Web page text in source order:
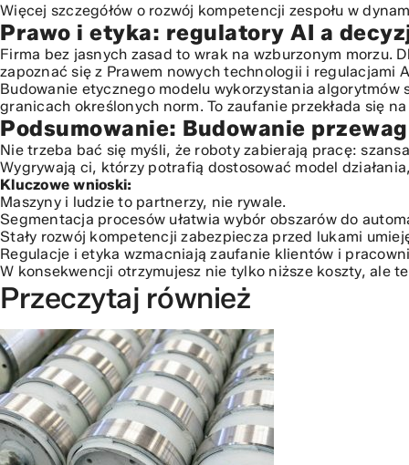
Więcej szczegółów o rozwój kompetencji zespołu w
Prawo i etyka: regulatory AI a
Firma bez jasnych zasad to wrak na wzburzonym
zapoznać się z Prawem nowych technologii i regulacjami
Budowanie etycznego modelu wykorzystania
granicach określonych norm. To zaufanie przekłada się
Podsumowanie: Budowanie
Nie trzeba bać się myśli, że roboty zabierają pracę:
Wygrywają ci, którzy potrafią dostosować model
Kluczowe wnioski:
Maszyny i ludzie to partnerzy, nie rywale.
Segmentacja procesów ułatwia wybór obszarów do
Stały rozwój kompetencji zabezpiecza przed lukami
Regulacje i etyka wzmacniają zaufanie klientów i
W konsekwencji otrzymujesz nie tylko niższe koszty, ale
Przeczytaj również